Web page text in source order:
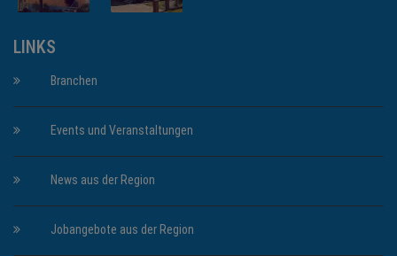
LINKS
Branchen
Events und Veranstaltungen
News aus der Region
Jobangebote aus der Region